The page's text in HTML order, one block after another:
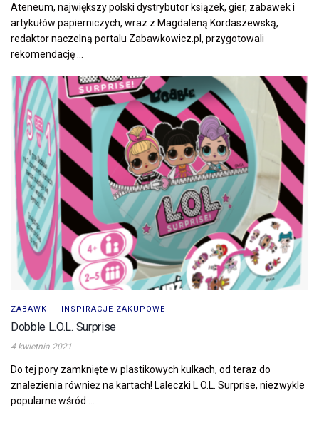
Ateneum, największy polski dystrybutor książek, gier, zabawek i
artykułów papierniczych, wraz z Magdaleną Kordaszewską,
redaktor naczelną portalu Zabawkowicz.pl, przygotowali
rekomendację ...
ZABAWKI – INSPIRACJE ZAKUPOWE
Dobble L.O.L. Surprise
4 kwietnia 2021
Do tej pory zamknięte w plastikowych kulkach, od teraz do
znalezienia również na kartach! Laleczki L.O.L. Surprise, niezwykle
popularne wśród ...